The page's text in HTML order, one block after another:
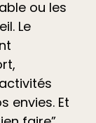
ou les
Le
activités
envies. Et